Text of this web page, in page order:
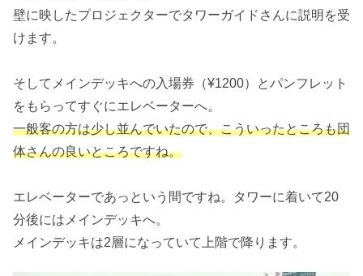
壁に映したプロジェクターでタワーガイドさんに説明を受
けます。
そしてメインデッキへの入場券（¥1200）とパンフレット
をもらってすぐにエレベーターへ。
一般客の方は少し並んでいたので、こういったところも団
体さんの良いところですね。
エレベーターであっという間ですね。タワーに着いて20
分後にはメインデッキへ。
メインデッキは2層になっていて上階で降ります。